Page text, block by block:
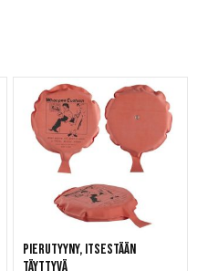
Pierutyyny, itsestään
täyttyvä